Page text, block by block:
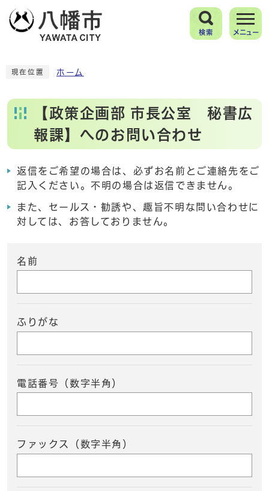
検索 メニュー
現在位置 ホーム
【政策企画部 市長公室 秘書広
報課】へのお問い合わせ
返信をご希望の場合は、必ずお名前とご連絡先をご
記入ください。不明の場合は返信できません。
また、セールス・勧誘や、趣旨不明な問い合わせに
対しては、お答しておりません。
名前
ふりがな
電話番号（数字半角）
ファックス（数字半角）